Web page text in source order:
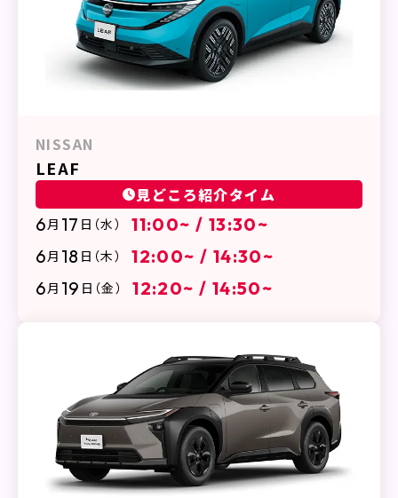
NISSAN
LEAF
見どころ紹介タイム
6月 17 日（水）
11:00~ / 13:30~
6月 18 日（木）
12:00~ / 14:30~
6月 19 日（金） 12:20~ / 14:50~